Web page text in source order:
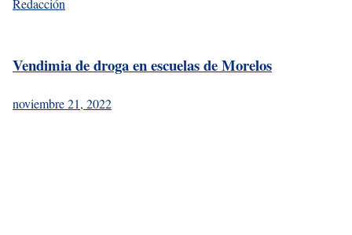
Redacción
Vendimia de droga en escuelas de Morelos
noviembre 21, 2022